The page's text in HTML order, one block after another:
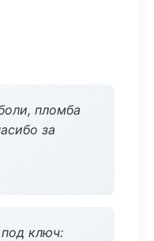
пломба
за
ключ: